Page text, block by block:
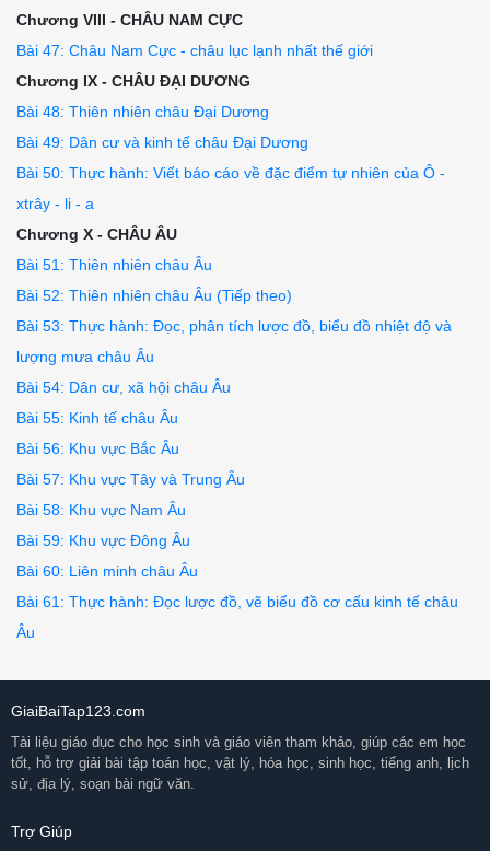
Chương VIII - CHÂU NAM CỰC
Bài 47: Châu Nam Cực - châu lục lạnh nhất thế giới
Chương IX - CHÂU ĐẠI DƯƠNG
Bài 48: Thiên nhiên châu Đại Dương
Bài 49: Dân cư và kinh tế châu Đại Dương
Bài 50: Thực hành: Viết báo cáo về đặc điểm tự nhiên của Ô -
xtrây - li - a
Chương X - CHÂU ÂU
Bài 51: Thiên nhiên châu Âu
Bài 52: Thiên nhiên châu Âu (Tiếp theo)
Bài 53: Thực hành: Đọc, phân tích lược đồ, biểu đồ nhiệt độ và
lượng mưa châu Âu
Bài 54: Dân cư, xã hội châu Âu
Bài 55: Kinh tế châu Âu
Bài 56: Khu vực Bắc Âu
Bài 57: Khu vực Tây và Trung Âu
Bài 58: Khu vực Nam Âu
Bài 59: Khu vực Đông Âu
Bài 60: Liên minh châu Âu
Bài 61: Thực hành: Đọc lược đồ, vẽ biểu đồ cơ cấu kinh tế châu
Âu
GiaiBaiTap123.com
Tài liệu giáo dục cho học sinh và giáo viên tham khảo, giúp các em học
tốt, hỗ trợ giải bài tập toán học, vật lý, hóa học, sinh học, tiếng anh, lịch
sử, địa lý, soạn bài ngữ văn.
Trợ Giúp